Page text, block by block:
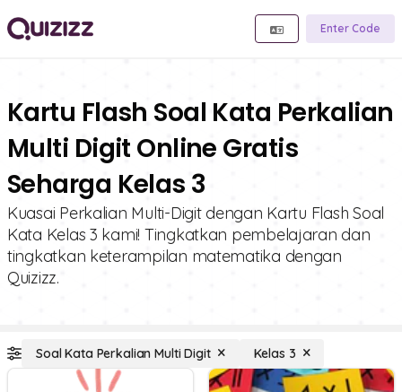
Enter Code
Kartu Flash Soal Kata Perkalian
Multi Digit Online Gratis
Seharga Kelas 3
Kuasai Perkalian Multi-Digit dengan Kartu Flash Soal
Kata Kelas 3 kami! Tingkatkan pembelajaran dan
tingkatkan keterampilan matematika dengan
Quizizz.
Soal Kata Perkalian Multi Digit Kelas 3